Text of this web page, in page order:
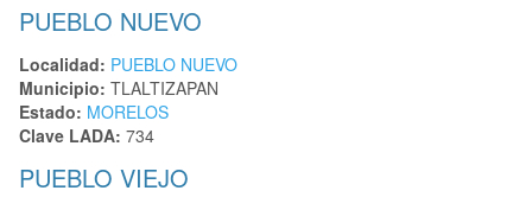
PUEBLO NUEVO
Localidad: PUEBLO NUEVO
Municipio: TLALTIZAPAN
Estado: MORELOS
Clave LADA: 734
PUEBLO VIEJO